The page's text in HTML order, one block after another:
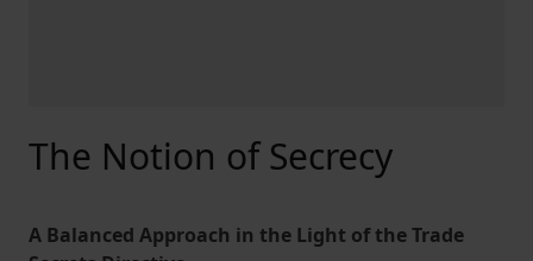
The Notion of Secrecy
A Balanced Approach in the Light of the Trade